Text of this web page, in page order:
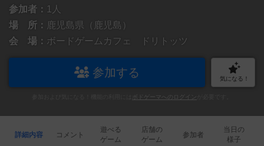
参加者： 1人
場 所：
鹿児島県（鹿児島）
会 場： ボードゲームカフェ ドリトッツ
参加する 気になる！
ボドゲーマへのログイン
詳細内容 コメント
遊べる
ゲーム
店舗の
ゲーム
参加者
当日の
様子